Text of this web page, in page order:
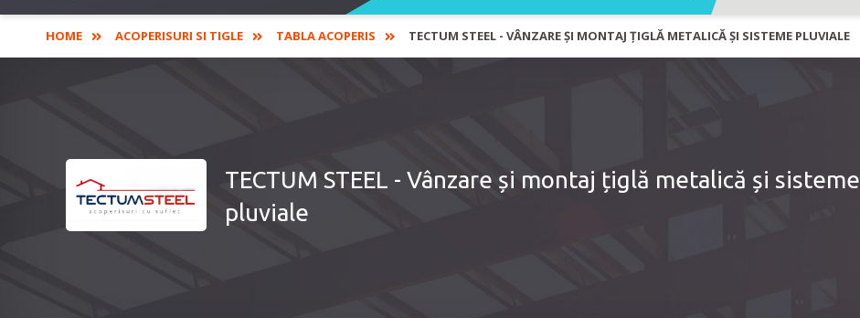
HOME ACOPERISURI SI TIGLE TABLA ACOPERIS TECTUM STEEL - VÂNZARE ȘI MONTAJ ȚIGLĂ METALICĂ ȘI SISTEME PLUVIALE
TECTUM STEEL - Vânzare și montaj țiglă metalică și sisteme
pluviale